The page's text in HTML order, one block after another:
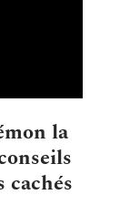
la
cachés